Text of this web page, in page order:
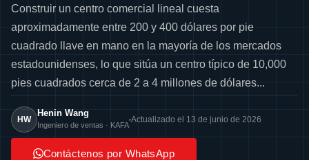
Construir un centro comercial lineal cuesta
aproximadamente entre 200 y 400 dólares por pie
cuadrado llave en mano en la mayoría de los mercados
estadounidenses, lo que sitúa un centro típico de 10,000
pies cuadrados cerca de 2 a 4 millones de dólares...
HW
Henin Wang
Ingeniero de ventas · KAFA
Actualizado el 13 de junio de 2026
Contáctenos por WhatsApp